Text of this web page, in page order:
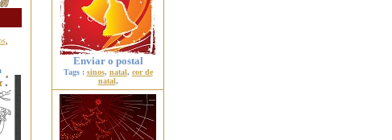
,
Enviar o postal
Tags : sinos, natal, cor de
natal,